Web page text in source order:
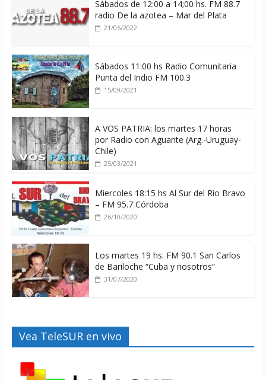
Sábados de 12:00 a 14;00 hs. FM 88.7
radio De la azotea – Mar del Plata
21/06/2022
Sábados 11:00 hs Radio Comunitaria
Punta del Indio FM 100.3
15/09/2021
A VOS PATRIA: los martes 17 horas
por Radio con Aguante (Arg.-Uruguay-
Chile)
25/03/2021
Miercoles 18:15 hs Al Sur del Rio Bravo
– FM 95.7 Córdoba
26/10/2020
Los martes 19 hs. FM 90.1 San Carlos
de Bariloche “Cuba y nosotros”
31/07/2020
Vea TeleSUR en vivo